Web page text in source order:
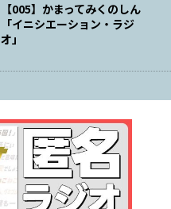
【005】かまってみくのしん
「イニシエーション・ラジ
オ」